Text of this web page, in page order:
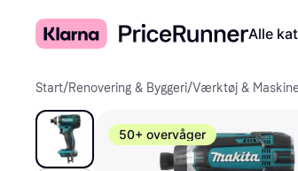
Alle
Start/Renovering & Byggeri/Værktøj &
50+ overvåger